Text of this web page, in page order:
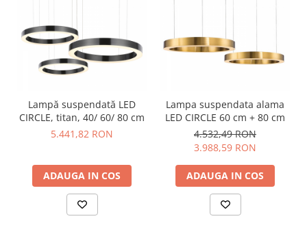
Lampă suspendată LED
CIRCLE, titan, 40/ 60/ 80 cm
5.441,82 RON
ADAUGA IN COS
Lampa suspendata alama
LED CIRCLE 60 cm + 80 cm
4.532,49 RON
3.988,59 RON
ADAUGA IN COS